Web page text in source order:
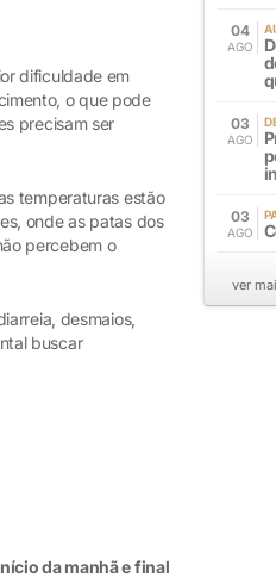
dificuldade em
o que pode
precisam ser
temperaturas estão
onde as patas dos
percebem o
desmaios,
buscar
da manhã e final
04
AGO
03
AGO
03
AGO
ver